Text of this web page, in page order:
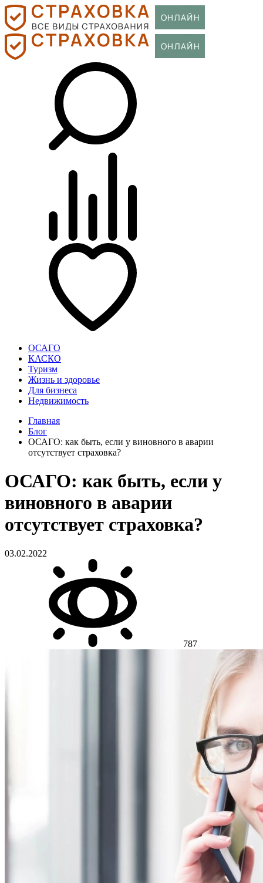
ОСАГО
КАСКО
Туризм
Жизнь и здоровье
Для бизнеса
Недвижимость
Главная
Блог
ОСАГО: как быть, если у виновного в аварии
отсутствует страховка?
ОСАГО: как быть, если у
виновного в аварии
отсутствует страховка?
03.02.2022
787